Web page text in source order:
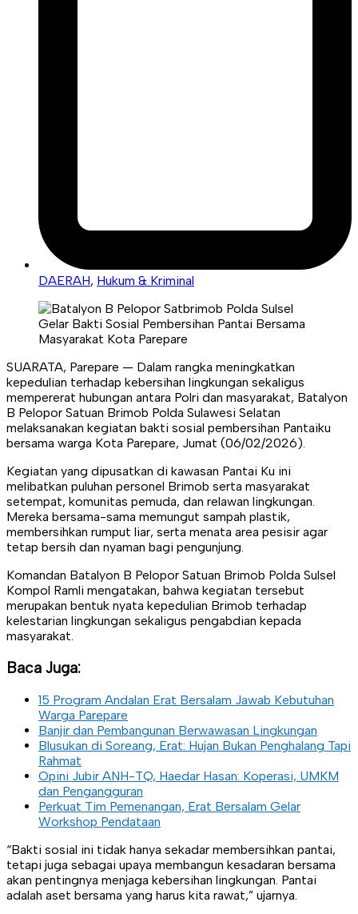
DAERAH, Hukum & Kriminal
SUARATA, Parepare — Dalam rangka meningkatkan
kepedulian terhadap kebersihan lingkungan sekaligus
mempererat hubungan antara Polri dan masyarakat, Batalyon
B Pelopor Satuan Brimob Polda Sulawesi Selatan
melaksanakan kegiatan bakti sosial pembersihan Pantaiku
bersama warga Kota Parepare, Jumat (06/02/2026).
Kegiatan yang dipusatkan di kawasan Pantai Ku ini
melibatkan puluhan personel Brimob serta masyarakat
setempat, komunitas pemuda, dan relawan lingkungan.
Mereka bersama-sama memungut sampah plastik,
membersihkan rumput liar, serta menata area pesisir agar
tetap bersih dan nyaman bagi pengunjung.
Komandan Batalyon B Pelopor Satuan Brimob Polda Sulsel
Kompol Ramli mengatakan, bahwa kegiatan tersebut
merupakan bentuk nyata kepedulian Brimob terhadap
kelestarian lingkungan sekaligus pengabdian kepada
masyarakat.
Baca Juga:
15 Program Andalan Erat Bersalam Jawab Kebutuhan
Warga Parepare
Banjir dan Pembangunan Berwawasan Lingkungan
Blusukan di Soreang, Erat: Hujan Bukan Penghalang Tapi
Rahmat
Opini Jubir ANH-TQ, Haedar Hasan: Koperasi, UMKM
dan Pengangguran
Perkuat Tim Pemenangan, Erat Bersalam Gelar
Workshop Pendataan
“Bakti sosial ini tidak hanya sekadar membersihkan pantai,
tetapi juga sebagai upaya membangun kesadaran bersama
akan pentingnya menjaga kebersihan lingkungan. Pantai
adalah aset bersama yang harus kita rawat,” ujarnya.